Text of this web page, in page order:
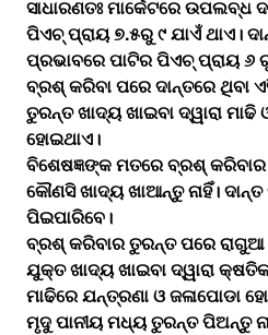
ସାଧାରଣତଃ ମାର୍କେଟରେ ଉପଲବ୍ଧ
ପିଏଚ୍‌‌ ପ୍ରାୟ ୭.୫ରୁ ୯ ଯାଏଁ ଥାଏ।
ପ୍ରଭାବରେ ପାଟିର ପିଏଚ୍‌‌ ପ୍ରାୟ ୬
ବ୍ରଶ୍‌‌ କରିବା ପରେ ଦାନ୍ତରେ ଥିବା
ତୁରନ୍ତ ଖାଦ୍ୟ ଖାଇବା ଦ୍ୱାରା ମାଢି
ହୋଇଥାଏ।
ବିଶେଷଜ୍ଞଙ୍କ ମତରେ ବ୍ରଶ୍‌‌
କୌଣସି ଖାଦ୍ୟ ଖାଆନ୍ତୁ ନାହିଁ।
ପିଇପାରିବେ।
ବ୍ରଶ୍‌‌ କରିବାର ତୁରନ୍ତ ପରେ
ଯୁକ୍ତ ଖାଦ୍ୟ ଖାଇବା ଦ୍ୱାରା
ମାଢିରେ ଯନ୍ତ୍ରଣା ଓ ଜଳାପୋଡା
ମୃଦୁ ପାନୀୟ ମଧ୍ୟ ତୁରନ୍ତ ପିଅନ୍ତୁ